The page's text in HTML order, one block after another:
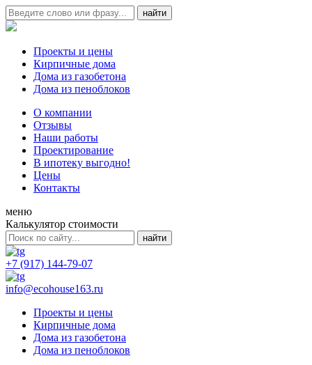
Проекты и цены
Кирпичные дома
Дома из газобетона
Дома из пеноблоков
О компании
Отзывы
Наши работы
Проектирование
В ипотеку выгодно!
Цены
Контакты
меню
Калькулятор стоимости
+7 (917) 144-79-07
info@ecohouse163.ru
Проекты и цены
Кирпичные дома
Дома из газобетона
Дома из пеноблоков